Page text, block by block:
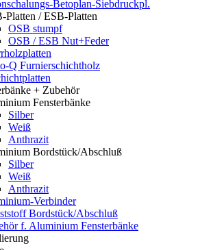
Betoplan-Siebdruckpl.
Platten / ESB-Platten
OSB stumpf
OSB / ESB Nut+Feder
Q Furnierschichtholz
+ Zubehör
Fensterbänke
Silber
Weiß
Anthrazit
Bordstück/Abschluß
Silber
Weiß
Anthrazit
Verbinder
Bordstück/Abschluß
f. Aluminium Fensterbänke